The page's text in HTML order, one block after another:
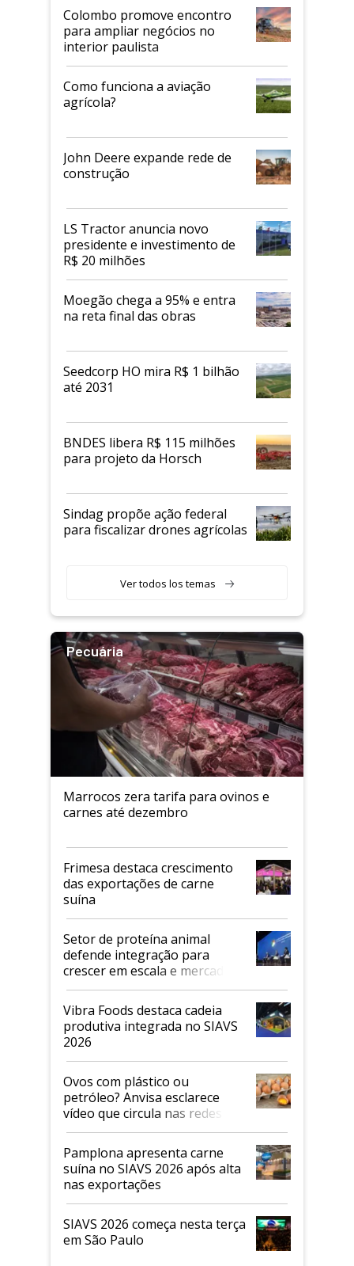
Colombo promove encontro
para ampliar negócios no
interior paulista
Como funciona a aviação
agrícola?
John Deere expande rede de
construção
LS Tractor anuncia novo
presidente e investimento de
R$ 20 milhões
Moegão chega a 95% e entra
na reta final das obras
Seedcorp HO mira R$ 1 bilhão
até 2031
BNDES libera R$ 115 milhões
para projeto da Horsch
Sindag propõe ação federal
para fiscalizar drones agrícolas
Ver todos los temas
Pecuária
Marrocos zera tarifa para ovinos e
carnes até dezembro
Frimesa destaca crescimento
das exportações de carne
suína
Setor de proteína animal
defende integração para
crescer em escala e mercado
Vibra Foods destaca cadeia
produtiva integrada no SIAVS
2026
Ovos com plástico ou
petróleo? Anvisa esclarece
vídeo que circula nas redes
sociais
Pamplona apresenta carne
suína no SIAVS 2026 após alta
nas exportações
SIAVS 2026 começa nesta terça
em São Paulo